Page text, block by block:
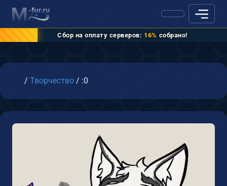
Сбор на оплату серверов: 16% собрано!
Главная
/ Творчество / :0